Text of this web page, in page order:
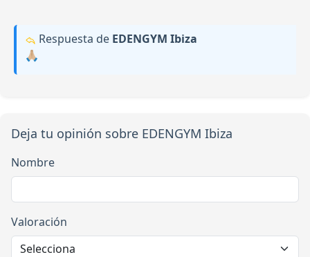
Respuesta de EDENGYM Ibiza
🙏🏼
Deja tu opinión sobre EDENGYM Ibiza
Nombre
Valoración